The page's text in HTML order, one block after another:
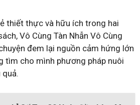
thiết thực và hữu ích trong hai
Vô Cùng Tàn Nhẫn Vô Cùng
đem lại nguồn cảm hứng lớn
tìm cho mình phương pháp nuôi
quả.